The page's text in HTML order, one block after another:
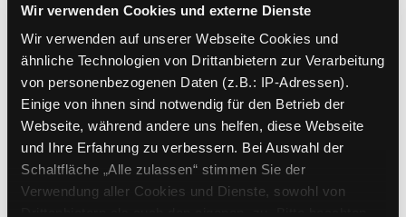
Wir verwenden Cookies und externe Dienste
Wir verwenden auf unserer Webseite Cookies und
ähnliche Technologien von Drittanbietern zur Verarbeitung
von personenbezogenen Daten (z.B.: IP-Adressen).
Einige von ihnen sind notwendig für den Betrieb der
Webseite, während andere uns helfen, diese Webseite
und Ihre Erfahrung zu verbessern. Bei Auswahl der
Schaltfläche „Alle zulassen“ stimmen Sie der
Verwendung aller Cookies und Dienste, sowohl von
Verfasser:Billig, SusanneSuche nach
Jahr:2017
Verlag: München, C.H. Beck
Reihe:C.H. Beck; 6290
Exemplar-Details von Söhne und Weltmacht
Mediengruppe: Sachbuch
Söhne und Weltmacht
Terror im Aufstieg und Fall der
Nationen